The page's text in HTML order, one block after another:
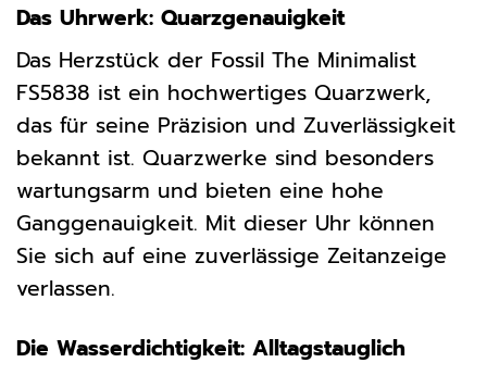
Das Uhrwerk: Quarzgenauigkeit
Das Herzstück der Fossil The Minimalist
FS5838 ist ein hochwertiges Quarzwerk,
das für seine Präzision und Zuverlässigkeit
bekannt ist. Quarzwerke sind besonders
wartungsarm und bieten eine hohe
Ganggenauigkeit. Mit dieser Uhr können
Sie sich auf eine zuverlässige Zeitanzeige
verlassen.
Die Wasserdichtigkeit: Alltagstauglich